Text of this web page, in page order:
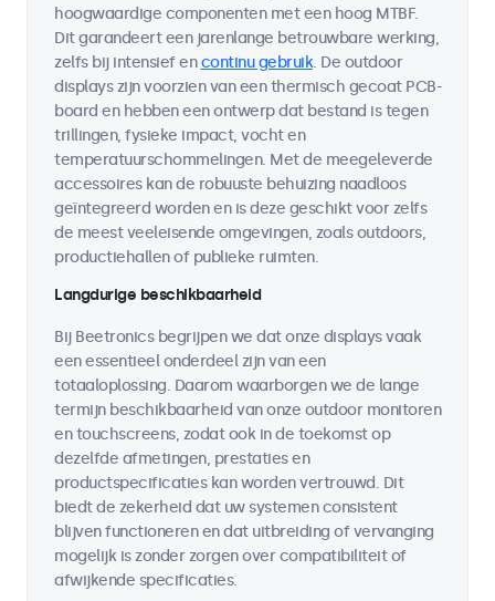
hoogwaardige componenten met een hoog MTBF.
Dit garandeert een jarenlange betrouwbare werking,
zelfs bij intensief encontinu gebruik. De outdoor
displays zijn voorzien van een thermisch gecoat PCB-
board en hebben een ontwerp dat bestand is tegen
trillingen, fysieke impact, vocht en
temperatuurschommelingen. Met de meegeleverde
accessoires kan de robuuste behuizing naadloos
geïntegreerd worden en is deze geschikt voor zelfs
de meest veeleisende omgevingen, zoals outdoors,
productiehallen of publieke ruimten.
Langdurige beschikbaarheid
Bij Beetronics begrijpen we dat onze displays vaak
een essentieel onderdeel zijn van een
totaaloplossing. Daarom waarborgen we de lange
termijn beschikbaarheid van onze outdoor monitoren
en touchscreens, zodat ook in de toekomst op
dezelfde afmetingen, prestaties en
productspecificaties kan worden vertrouwd. Dit
biedt de zekerheid dat uw systemen consistent
blijven functioneren en dat uitbreiding of vervanging
mogelijk is zonder zorgen over compatibiliteit of
afwijkende specificaties.